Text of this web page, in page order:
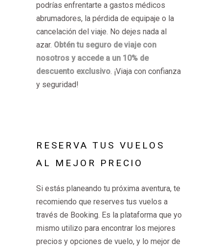
podrías enfrentarte a gastos médicos
abrumadores, la pérdida de equipaje o la
cancelación del viaje. No dejes nada al
azar. Obtén tu seguro de viaje con
nosotros y accede a un 10% de
descuento exclusivo. ¡Viaja con confianza
y seguridad!
RESERVA TUS VUELOS
AL MEJOR PRECIO
Si estás planeando tu próxima aventura, te
recomiendo que reserves tus vuelos a
través de Booking. Es la plataforma que yo
mismo utilizo para encontrar los mejores
precios y opciones de vuelo, y lo mejor de